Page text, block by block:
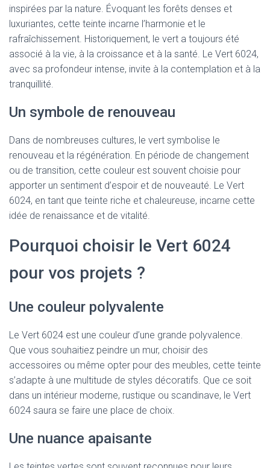
inspirées par la nature. Évoquant les forêts denses et
luxuriantes, cette teinte incarne l’harmonie et le
rafraîchissement. Historiquement, le vert a toujours été
associé à la vie, à la croissance et à la santé. Le Vert 6024,
avec sa profondeur intense, invite à la contemplation et à la
tranquillité.
Un symbole de renouveau
Dans de nombreuses cultures, le vert symbolise le
renouveau et la régénération. En période de changement
ou de transition, cette couleur est souvent choisie pour
apporter un sentiment d’espoir et de nouveauté. Le Vert
6024, en tant que teinte riche et chaleureuse, incarne cette
idée de renaissance et de vitalité.
Pourquoi choisir le Vert 6024
pour vos projets ?
Une couleur polyvalente
Le Vert 6024 est une couleur d’une grande polyvalence.
Que vous souhaitiez peindre un mur, choisir des
accessoires ou même opter pour des meubles, cette teinte
s’adapte à une multitude de styles décoratifs. Que ce soit
dans un intérieur moderne, rustique ou scandinave, le Vert
6024 saura se faire une place de choix.
Une nuance apaisante